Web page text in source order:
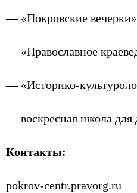
— «Покровские
— «Православное
— «Историко-
— воскресная школа для
Контакты:
pokrov-centr.pravorg.ru